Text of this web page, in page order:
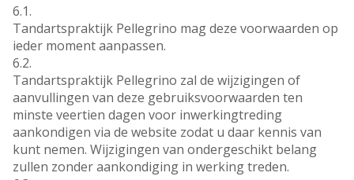
6.1.
Tandartspraktijk Pellegrino mag deze voorwaarden op
ieder moment aanpassen.
6.2.
Tandartspraktijk Pellegrino zal de wijzigingen of
aanvullingen van deze gebruiksvoorwaarden ten
minste veertien dagen voor inwerkingtreding
aankondigen via de website zodat u daar kennis van
kunt nemen. Wijzigingen van ondergeschikt belang
zullen zonder aankondiging in werking treden.